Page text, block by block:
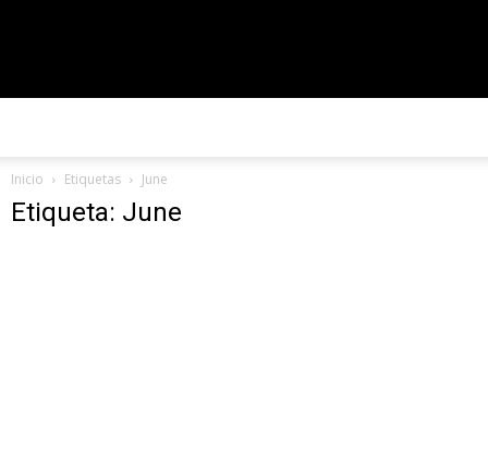
#CorriendoLaVoz
Inicio Etiquetas June
Etiqueta: June